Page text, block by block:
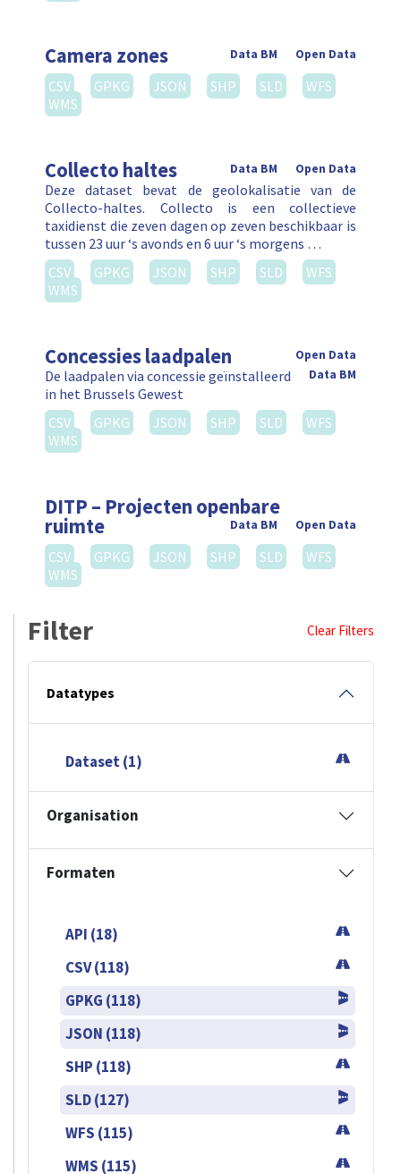
Camera zones Open Data
Data BM
CSV GPKG JSON SHP SLD
WFS
WMS
Collecto haltes Open Data
Data BM
Deze dataset bevat de geolokalisatie van de
Collecto-haltes. Collecto is een collectieve
taxidienst die zeven dagen op zeven beschikbaar is
tussen 23 uur ‘s avonds en 6 uur ‘s morgens …
CSV
GPKG JSON SHP SLD
WFS
WMS
Concessies laadpalen
Open Data
Data BM
De laadpalen via concessie geïnstalleerd
in het Brussels Gewest
CSV
GPKG JSON SHP SLD
WFS
WMS
DITP – Projecten openbare
ruimte Open Data
Data BM
CSV GPKG JSON SHP SLD
WFS
WMS
Filter Clear Filters
Datatypes
Dataset (1)
Organisation
Formaten
API (18)
CSV (118)
GPKG (118)
JSON (118)
SHP (118)
SLD (127)
WFS (115)
WMS (115)